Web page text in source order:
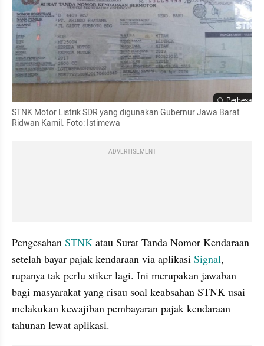
Perbesar
STNK Motor Listrik SDR yang digunakan Gubernur Jawa Barat
Ridwan Kamil. Foto: Istimewa
ADVERTISEMENT
Pengesahan STNK atau Surat Tanda Nomor Kendaraan
setelah bayar pajak kendaraan via aplikasi Signal,
rupanya tak perlu stiker lagi. Ini merupakan jawaban
bagi masyarakat yang risau soal keabsahan STNK usai
melakukan kewajiban pembayaran pajak kendaraan
tahunan lewat aplikasi.